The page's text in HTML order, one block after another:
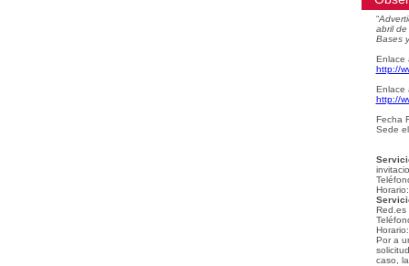
“
abril
Bases
Enlace
http://
Enlace
http://
Fecha
Sede
Red.es
Por a
caso,